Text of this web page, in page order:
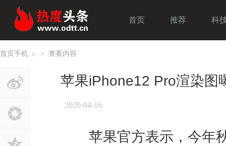
首页 推荐 科
首页 >
手机 查看内容
苹果iPhone12 Pro渲染图
2020-04-16
苹果官方表示，今年秋